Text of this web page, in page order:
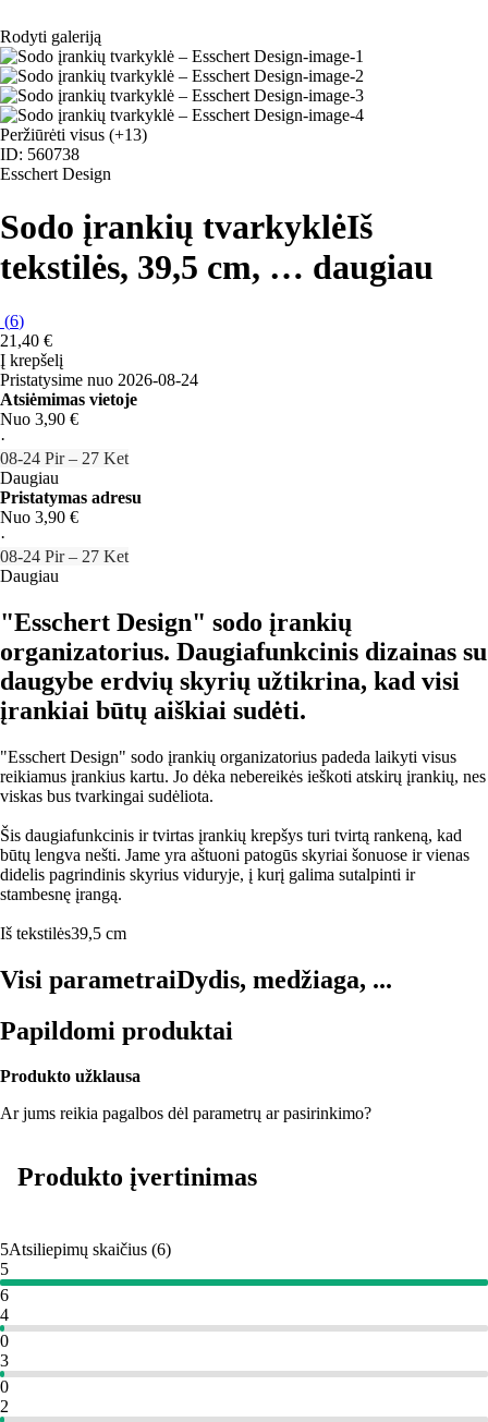
Rodyti galeriją
Peržiūrėti visus (+13)
ID: 560738
Esschert Design
Sodo įrankių tvarkyklėIš
tekstilės, 39,5 cm, … daugiau
(6)
21,40 €
Į krepšelį
Pristatysime nuo 2026‑08‑24
Atsiėmimas vietoje
Nuo 3,90 €
·
08‑24 Pir – 27 Ket
Daugiau
Pristatymas adresu
Nuo 3,90 €
·
08‑24 Pir – 27 Ket
Daugiau
"Esschert Design" sodo įrankių
organizatorius. Daugiafunkcinis dizainas su
daugybe erdvių skyrių užtikrina, kad visi
įrankiai būtų aiškiai sudėti.
"Esschert Design" sodo įrankių organizatorius padeda laikyti visus
reikiamus įrankius kartu. Jo dėka nebereikės ieškoti atskirų įrankių, nes
viskas bus tvarkingai sudėliota.
Šis daugiafunkcinis ir tvirtas įrankių krepšys turi tvirtą rankeną, kad
būtų lengva nešti. Jame yra aštuoni patogūs skyriai šonuose ir vienas
didelis pagrindinis skyrius viduryje, į kurį galima sutalpinti ir
stambesnę įrangą.
Iš tekstilės39,5 cm
Visi parametraiDydis, medžiaga, ...
Papildomi produktai
Produkto užklausa
Ar jums reikia pagalbos dėl parametrų ar pasirinkimo?
Produkto įvertinimas
5Atsiliepimų skaičius (6)
5
6
4
0
3
0
2